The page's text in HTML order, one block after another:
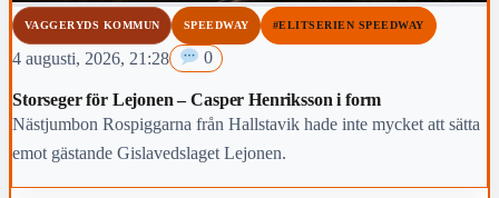
VAGGERYDS KOMMUN SPEEDWAY #ELITSERIEN SPEEDWAY
4 augusti, 2026, 21:28 0
Storseger för Lejonen – Casper Henriksson i form
Nästjumbon Rospiggarna från Hallstavik hade inte mycket att sätta
emot gästande Gislavedslaget Lejonen.